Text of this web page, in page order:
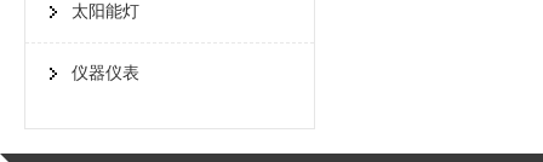
太阳能灯
仪器仪表